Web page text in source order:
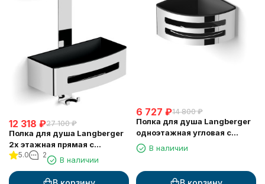
12 318 ₽27 100 ₽
Полка для душа Langberger
2х этажная прямая с
пластиком 75762
5.0 2
В наличии
6 727 ₽14 800 ₽
Полка для душа Langberger
одноэтажная угловая с
пластиком 75660
В наличии